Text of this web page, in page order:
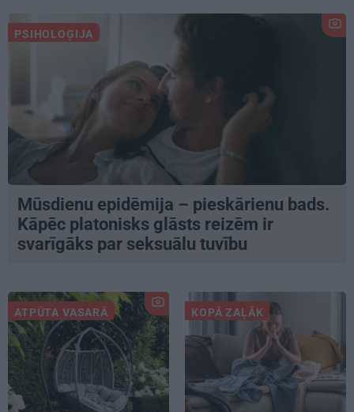
PSIHOLOĢIJA
Mūsdienu epidēmija – pieskārienu bads.
Kāpēc platonisks glāsts reizēm ir
svarīgāks par seksuālu tuvību
ATPŪTA VASARĀ KOPĀ ZAĻĀK